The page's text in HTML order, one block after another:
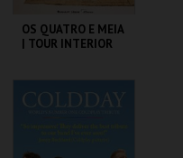
OS QUATRO E MEIA
| TOUR INTERIOR